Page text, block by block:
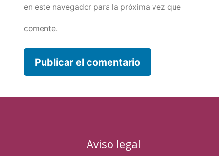
en este navegador para la próxima vez que
comente.
Aviso legal